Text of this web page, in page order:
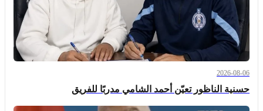
2026-08-06
حسنية الناظور تعيّن أحمد الشامي مدربًا للفريق